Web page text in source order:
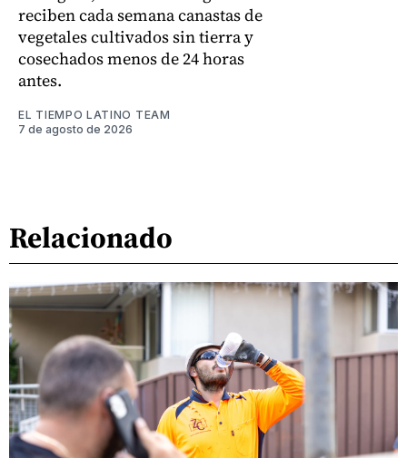
reciben cada semana canastas de
vegetales cultivados sin tierra y
cosechados menos de 24 horas
antes.
EL TIEMPO LATINO TEAM
7 de agosto de 2026
Relacionado